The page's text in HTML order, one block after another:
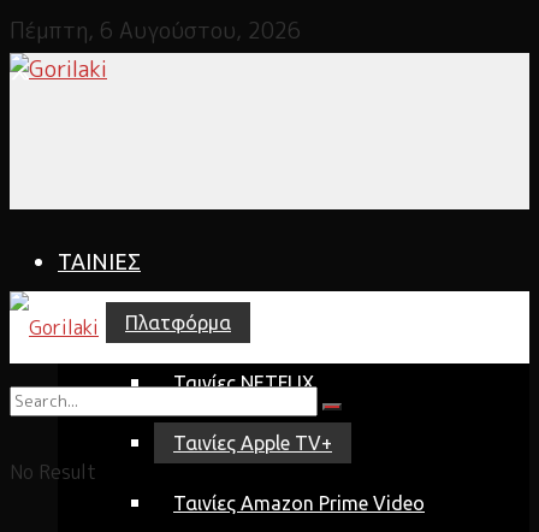
Πέμπτη, 6 Αυγούστου, 2026
ΤΑΙΝΙΕΣ
Πλατφόρμα
Ταινίες NETFLIX
Ταινίες Apple TV+
Ταινίες Amazon Prime Video
No Result